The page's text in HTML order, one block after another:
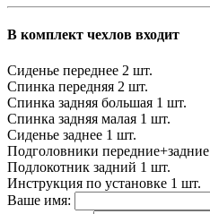
В комплект чехлов входит
Сиденье переднее 2 шт.
Спинка передняя 2 шт.
Спинка задняя большая 1 шт.
Спинка задняя малая 1 шт.
Сиденье заднее 1 шт.
Подголовники передние+задние
Подлокотник задний 1 шт.
Инструкция по установке 1 шт.
Ваше имя: